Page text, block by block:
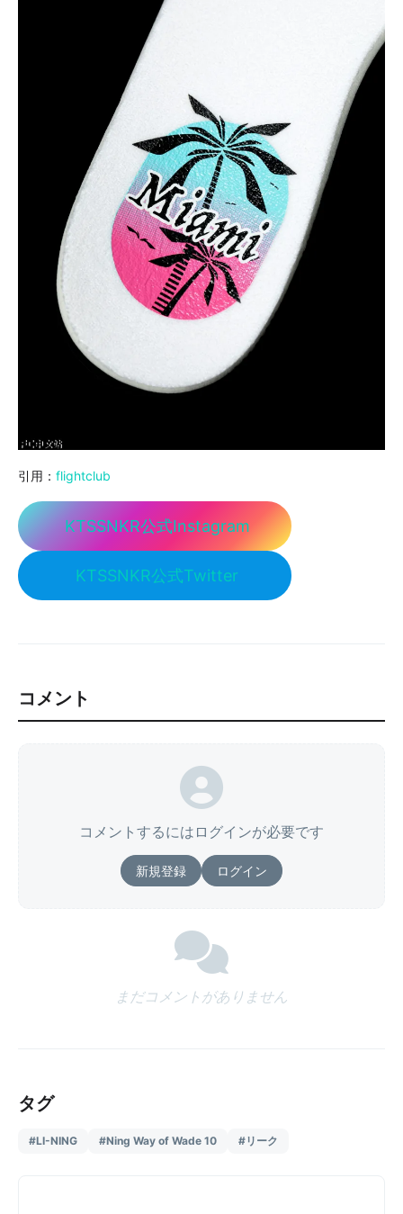
引用： flightclub
KTSSNKR公式Instagram
KTSSNKR公式Twitter
コメント
コメントするにはログインが必要です
新規登録 ログイン
まだコメントがありません
タグ
#LI-NING #Ning Way of Wade 10 #リーク